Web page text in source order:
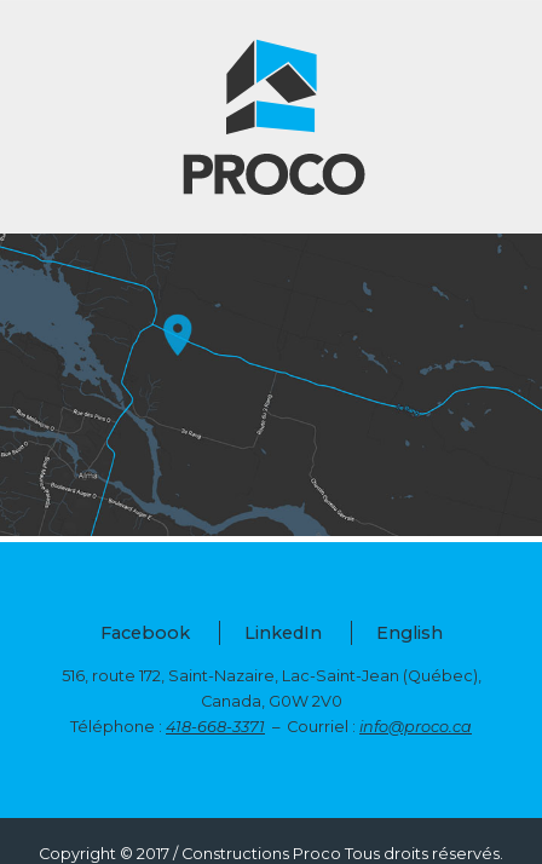
Facebook LinkedIn English
516, route 172, Saint-Nazaire, Lac-Saint-Jean (Québec),
Canada, G0W 2V0
Téléphone : 418-668-3371 – Courriel : info@proco.ca
Copyright © 2017 / Constructions Proco Tous droits réservés.